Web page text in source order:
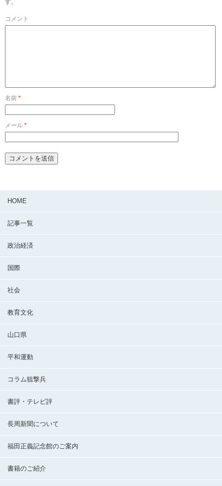
す。
コメント
名前 *
メール *
HOME
記事一覧
政治経済
国際
社会
教育文化
山口県
平和運動
コラム狙撃兵
書評・テレビ評
長周新聞について
福田正義記念館のご案内
書籍のご紹介